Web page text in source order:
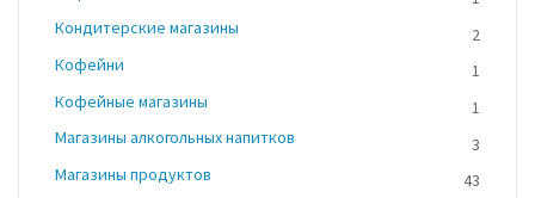
Кондитерские магазины
2
Кофейни
1
Кофейные магазины
1
Магазины алкогольных напитков
3
Магазины продуктов
43